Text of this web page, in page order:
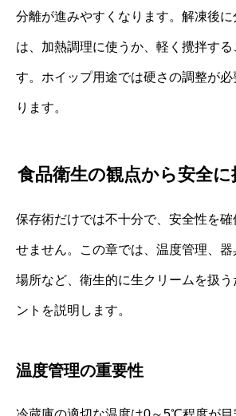
分離が進みやすくなります。解凍後
は、加熱調理に使うか、軽く攪拌す
す。ホイップ用途では硬さの調整が
ります。
食品衛生の観点から安全に
保存術だけでは不十分で、安全性を
せません。この章では、温度管理、
場所など、衛生的に生クリームを扱う
ントを説明します。
温度管理の重要性